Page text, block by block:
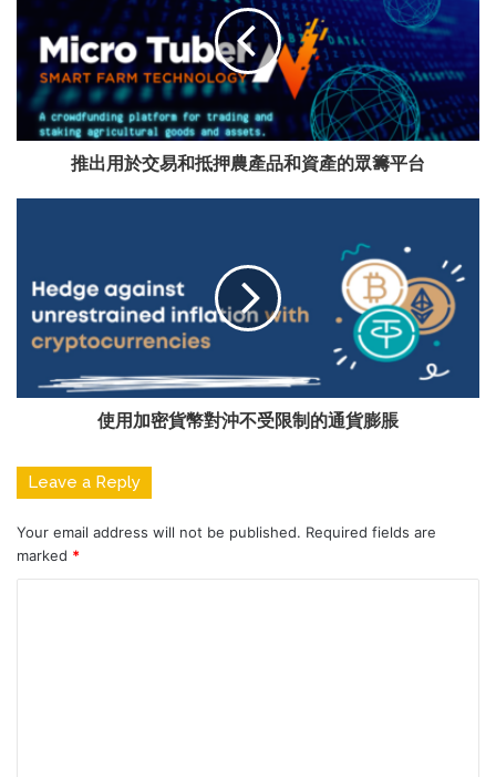
推出用於交易和抵押農產品和資產的眾籌平台
使用加密貨幣對沖不受限制的通貨膨脹
Leave a Reply
Your email address will not be published. Required fields are
marked *